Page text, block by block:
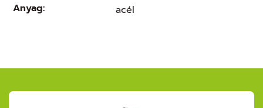
Anyag:
acél